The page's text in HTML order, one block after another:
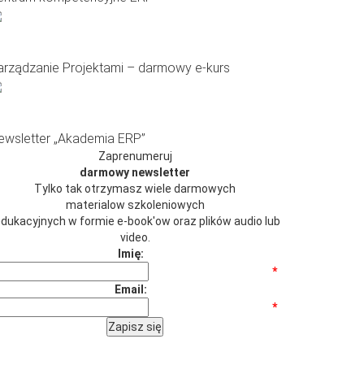
Projektami – darmowy e-kurs
„Akademia ERP”
Zaprenumeruj
darmowy newsletter
Tylko tak otrzymasz wiele darmowych
materialow szkoleniowych
w formie e-book'ow oraz plików audio lub
video.
Imię:
*
Email:
*